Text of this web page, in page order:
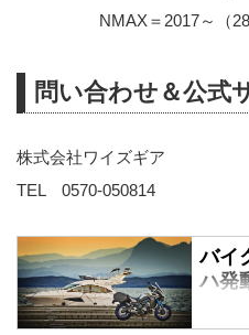
NMAX＝2017～（28J-
問い合わせ＆公式
株式会社ワイズギア
TEL 0570-050814
バイ
ハ発
ヤマ